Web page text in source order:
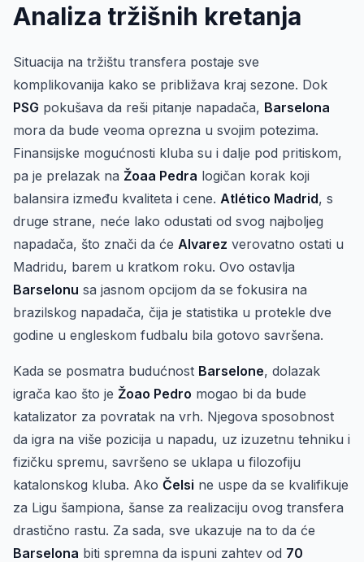
Analiza tržišnih kretanja
Situacija na tržištu transfera postaje sve
komplikovanija kako se približava kraj sezone. Dok
PSG pokušava da reši pitanje napadača, Barselona
mora da bude veoma oprezna u svojim potezima.
Finansijske mogućnosti kluba su i dalje pod pritiskom,
pa je prelazak na Žoaa Pedra logičan korak koji
balansira između kvaliteta i cene. Atlético Madrid, s
druge strane, neće lako odustati od svog najboljeg
napadača, što znači da će Alvarez verovatno ostati u
Madridu, barem u kratkom roku. Ovo ostavlja
Barselonu sa jasnom opcijom da se fokusira na
brazilskog napadača, čija je statistika u protekle dve
godine u engleskom fudbalu bila gotovo savršena.
Kada se posmatra budućnost Barselone, dolazak
igrača kao što je Žoao Pedro mogao bi da bude
katalizator za povratak na vrh. Njegova sposobnost
da igra na više pozicija u napadu, uz izuzetnu tehniku i
fizičku spremu, savršeno se uklapa u filozofiju
katalonskog kluba. Ako Čelsi ne uspe da se kvalifikuje
za Ligu šampiona, šanse za realizaciju ovog transfera
drastično rastu. Za sada, sve ukazuje na to da će
Barselona biti spremna da ispuni zahtev od 70